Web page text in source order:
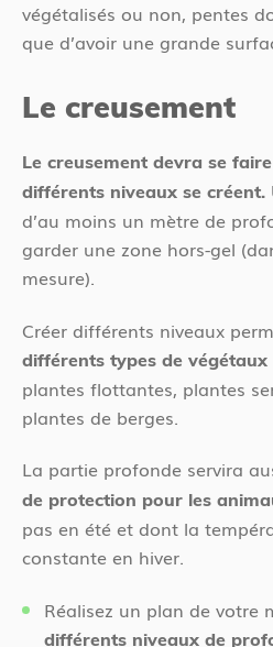
végétalisés ou non, pentes
que d’avoir une grande
Le creusement
Le creusement devra se
différents niveaux se créent.
d’au moins un mètre de
garder une zone hors-gel
mesure).
Créer différents niveaux
différents types de végétaux
plantes flottantes, plantes
plantes de berges.
La partie profonde servira
de protection pour les
pas en été et dont la
constante en hiver.
Réalisez un plan de votre
différents niveaux de